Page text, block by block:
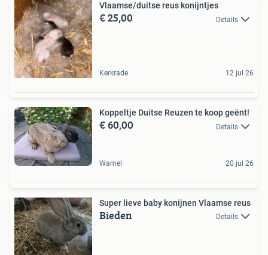
Vlaamse/duitse reus konijntjes
€ 25,00 Details
Kerkrade 12 jul 26
Koppeltje Duitse Reuzen te koop geënt!
€ 60,00 Details
Wamel 20 jul 26
Super lieve baby konijnen Vlaamse reus
Bieden Details